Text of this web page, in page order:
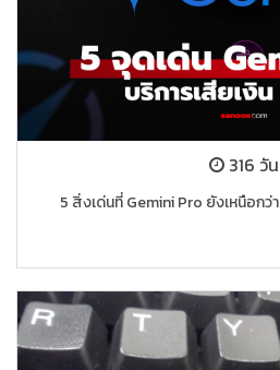
316 วัน
5 สิ่งเด่นที่ Gemini Pro ยังเหนือก